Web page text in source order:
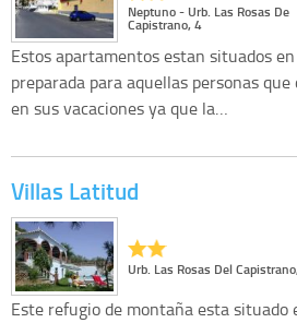
Neptuno - Urb. Las Rosas De
Capistrano, 4
Estos apartamentos estan situados
preparada para aquellas personas
en sus vacaciones ya que la…
Villas Latitud
Urb. Las Rosas Del
Este refugio de montaña esta situado